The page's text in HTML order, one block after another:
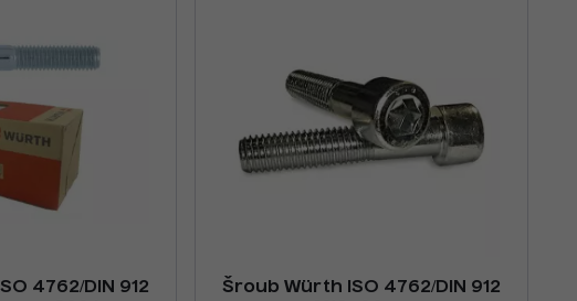
4762/DIN 912
Šroub Würth ISO 4762/DIN 912